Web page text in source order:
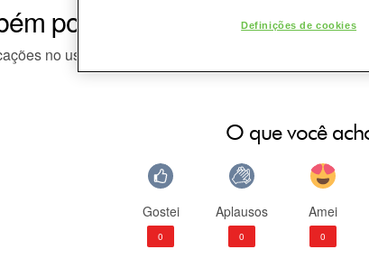
podem fazer uso das
no uso das gamas de tratamento da pele de
O que você
Gostei
0
Aplausos
0
Amei
0
Definições de cookies